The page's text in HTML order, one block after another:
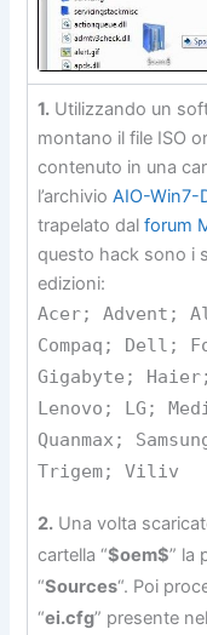
1. Utilizzando un
montano il file ISO
contenuto in una
l’archivio AIO-
trapelato dalforum
questo hack sono i
edizioni:
Acer; Advent;
Compaq; Dell;
Gigabyte;
Lenovo; LG;
Quanmax;
Trigem; Viliv
2. Una volta
cartella “$oem$” la
“Sources“. Poi
“ei.cfg” presente